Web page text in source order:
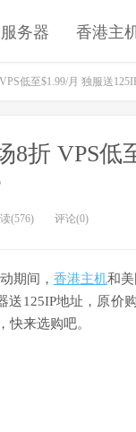
务器 香港主
低至$1.99/月 独服送
8折 VPS低
(576) 评论(0)
期间， 香港主机和
送125IP地址，原价
快来选购吧。